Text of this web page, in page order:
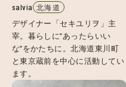
salvia 北海道
デザイナー「セキユリヲ」主
宰。暮らしに”あったらいい
な”をかたちに。北海道東川町
と東京蔵前を中心に活動してい
ます。